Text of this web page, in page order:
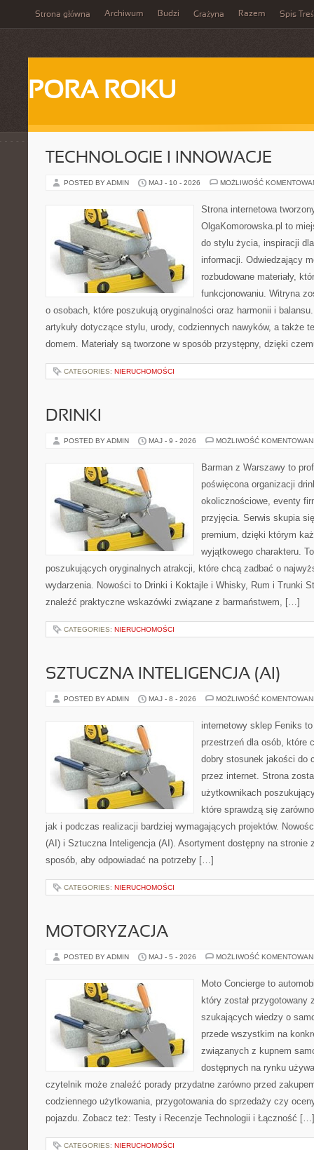
Strona główna Archiwum Budzi Grażyna Razem Spis
PORA ROKU
TECHNOLOGIE I INNOWACJE
POSTED BY ADMIN MAJ - 10 - 2026 MOŻLIWOŚĆ
Strona internetowa
OlgaKomorowska.pl to
do stylu życia, inspiracji
informacji. Odwiedzający
rozbudowane materiały,
funkcjonowaniu. Witryna
o osobach, które poszukują oryginalności oraz harmonii i
artykuły dotyczące stylu, urody, codziennych nawyków, a także
domem. Materiały są tworzone w sposób przystępny, dzięki
CATEGORIES: NIERUCHOMOŚCI
DRINKI
POSTED BY ADMIN MAJ - 9 - 2026 MOŻLIWOŚĆ
Barman z Warszawy to
poświęcona organizacji
okolicznościowe, eventy
przyjęcia. Serwis skupia
premium, dzięki którym
wyjątkowego charakteru.
poszukujących oryginalnych atrakcji, które chcą zadbać o
wydarzenia. Nowości to Drinki i Koktajle i Whisky, Rum i Trunki
znaleźć praktyczne wskazówki związane z barmaństwem, […]
CATEGORIES: NIERUCHOMOŚCI
SZTUCZNA INTELIGENCJA (AI)
POSTED BY ADMIN MAJ - 8 - 2026 MOŻLIWOŚĆ
internetowy sklep Feniks
przestrzeń dla osób, które
dobry stosunek jakości do
przez internet. Strona
użytkownikach
które sprawdzą się
jak i podczas realizacji bardziej wymagających projektów.
(AI) i Sztuczna Inteligencja (AI). Asortyment dostępny na stronie
sposób, aby odpowiadać na potrzeby […]
CATEGORIES: NIERUCHOMOŚCI
MOTORYZACJA
POSTED BY ADMIN MAJ - 5 - 2026 MOŻLIWOŚĆ
Moto Concierge to
który został przygotowany
szukających wiedzy o
przede wszystkim na
związanych z kupnem
dostępnych na rynku
czytelnik może znaleźć porady przydatne zarówno przed
codziennego użytkowania, przygotowania do sprzedaży czy
pojazdu. Zobacz też: Testy i Recenzje Technologii i Łączność […]
CATEGORIES: NIERUCHOMOŚCI